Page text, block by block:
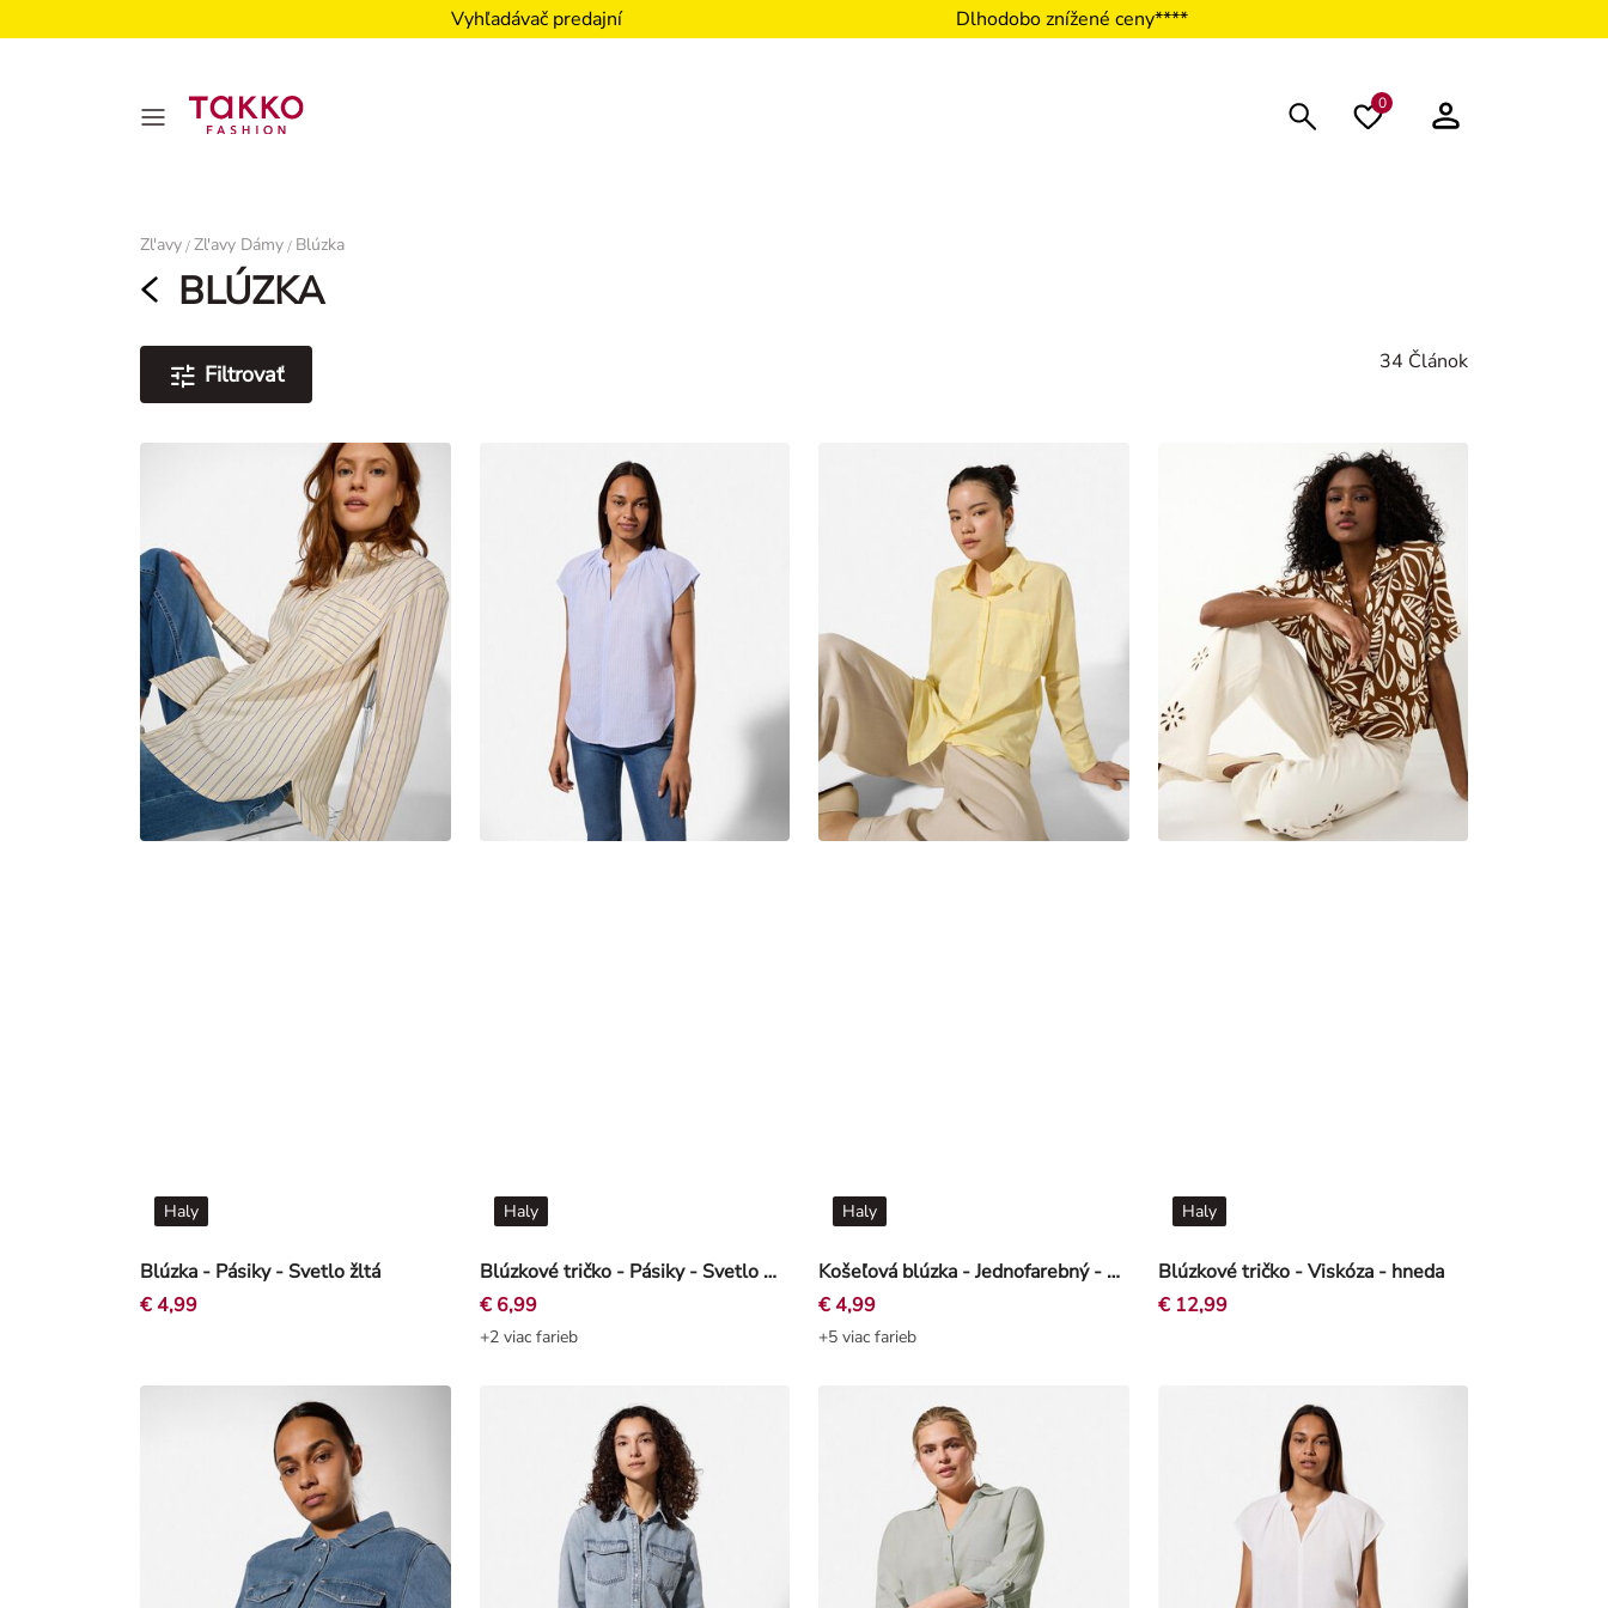
Vyhľadávač predajní Dlhodobo znížené ceny****
0
Zl'avy / Zl'avy Dámy / Blúzka
BLÚZKA
Filtrovať 34 Článok
Blúzka - Pásiky - Svetlo žltá
Haly
€ 4,99
Blúzkové tričko - Pásiky - Svetlo modrá
Haly
€ 6,99
+2 viac farieb
Košeľová blúzka - Jednofarebný - Svetlo žltá
Haly
€ 4,99
+5 viac farieb
Blúzkové tričko - Viskóza - hneda
Haly
€ 12,99